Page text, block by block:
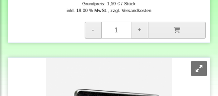
Grundpreis: 1,59 € / Stück
inkl. 19,00 % MwSt., zzgl. Versandkosten